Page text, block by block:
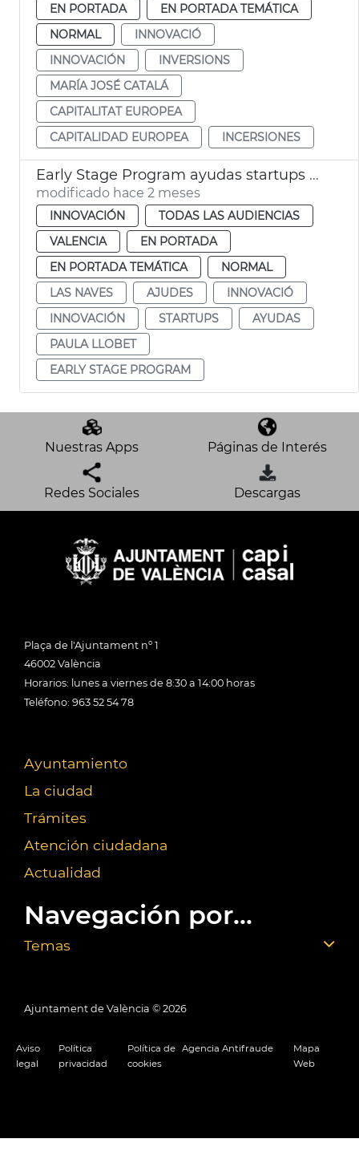
EN PORTADA
EN PORTADA TEMÁTICA
NORMAL
INNOVACIÓ
INNOVACIÓN
INVERSIONS
MARÍA JOSÉ CATALÁ
CAPITALITAT EUROPEA
CAPITALIDAD EUROPEA
INCERSIONES
Early Stage Program ayudas startups València
modificado hace 2 meses
INNOVACIÓN
TODAS LAS AUDIENCIAS
VALENCIA
EN PORTADA
EN PORTADA TEMÁTICA
NORMAL
LAS NAVES
AJUDES
INNOVACIÓ
INNOVACIÓN
STARTUPS
AYUDAS
PAULA LLOBET
EARLY STAGE PROGRAM
Nuestras Apps Páginas de Interés
Redes Sociales Descargas
Plaça de l'Ajuntament nº 1
46002 València
Horarios: lunes a viernes de 8:30 a 14:00 horas
Teléfono: 963 52 54 78
Ayuntamiento
La ciudad
Trámites
Atención ciudadana
Actualidad
Navegación por...
Temas
Ajuntament de València © 2026
Aviso
legal
Política
privacidad
Política de
cookies
Agencia Antifraude
Mapa
Web